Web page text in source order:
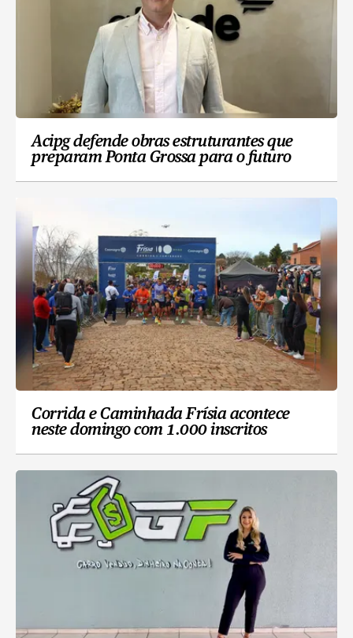
Acipg defende obras estruturantes que
preparam Ponta Grossa para o futuro
Corrida e Caminhada Frísia acontece
neste domingo com 1.000 inscritos